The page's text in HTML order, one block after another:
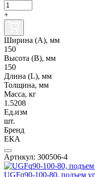
+
Ширина (А), мм
150
Высота (В), мм
150
Длина (L), мм
Толщина, мм
Масса, кг
1.5208
Ед.изм
шт.
Бренд
ЕКА
Артикул: 300506-4
UGFq90-100-80, подъем